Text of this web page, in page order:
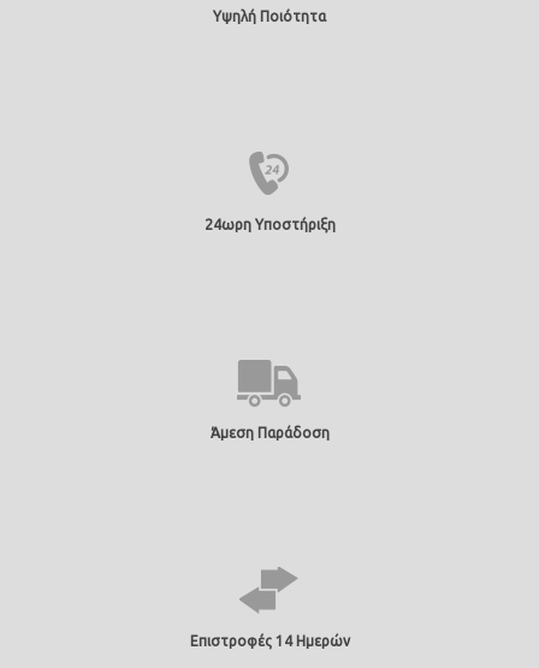
Υψηλή Ποιότητα
24ωρη Υποστήριξη
Άμεση Παράδοση
Επιστροφές 14 Ημερών